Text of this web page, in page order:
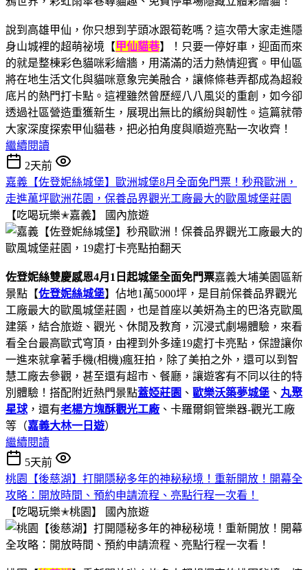
說到高雄甲仙，你只想到芋頭冰跟筍乾嗎？這次帶大家走進隱
身山城裡的超萌祕境【甲仙貓巷】！只要一停好車，迎面而來
的就是整棟彩色貓咪彩繪牆，用滿滿的活力熱情迎賓。甲仙區
將在地生活文化與貓咪意象完美融合，讓條條巷弄都成為超殺
底片的熱門打卡點。這裡雖然曾歷經八八風災的重創，如今卻
透過社區營造重獲新生，展現出無比的繽紛與韌性。這篇就帶
大家深度探索甲仙貓巷，把必拍角度與順遊亮點一次收齊！
繼續閱讀
2天前
嘉義【佐登妮絲城堡】歐洲城堡8月全面免門票！秒飛歐洲，
走進萬坪歐洲花園，保養品界觀光工廠最大的歐風城堡莊園
【吃喝玩樂✭嘉義】
國內旅遊
佐登妮絲雙慶感恩4月1日起城堡全面免門票嘉義大埔美園區新
景點【佐登妮絲城堡】佔地1萬5000坪，是目前保養品界觀光
工廠最大的歐風城堡莊園，也是首座以美妍為主的巴洛克歐風
建築，結合旅遊、觀光、休閒及教育，沉浸式劇場體驗，來看
看全台最高歐式穹頂，由裡到外多達19處打卡亮點，保證讓你
一進來就拿著手機(相機)瘋狂拍，除了美拍之外，還可以到智
慧工廠去參觀，甚至還有超市、餐廳，讓遊客有不同以往的特
別體驗！搭配附近熱門景點蓋婭莊園 、 歐樂沃築夢城堡 、 丸聚
星球 ，還有老楊方塊酥觀光工廠 、卡羅爾銅管樂器-觀光工廠
等（嘉義大林一日遊）
繼續閱讀
5天前
桃園【後慈湖】打開隱秘多年的神秘秘境！重新開放！開幕全
攻略：開放時間、預約申請流程、亮點行程一次看！
【吃喝玩樂✭桃園】
國內旅遊